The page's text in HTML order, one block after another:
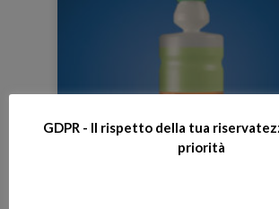
GDPR - Il rispetto della tua
priorità